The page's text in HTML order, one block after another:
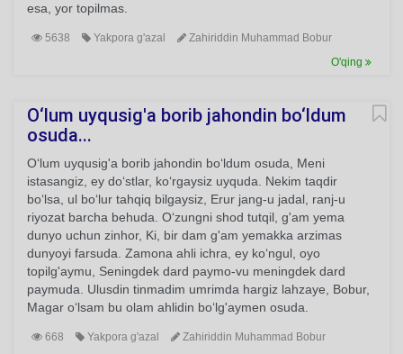
esa, yor topilmas.
5638 Yakpora g'azal
Zahiriddin Muhammad Bobur
O'qing
O‘lum uyqusig'a borib jahondin bo‘ldum
osuda...
O‘lum uyqusig'a borib jahondin bo‘ldum osuda, Meni
istasangiz, ey do‘stlar, ko‘rgaysiz uyquda. Nekim taqdir
bo‘lsa, ul bo‘lur tahqiq bilgaysiz, Erur jang-u jadal, ranj-u
riyozat barcha behuda. O‘zungni shod tutqil, g'am yema
dunyo uchun zinhor, Ki, bir dam g'am yemakka arzimas
dunyoyi farsuda. Zamona ahli ichra, ey ko‘ngul, oyo
topilg'aymu, Seningdek dard paymo-vu meningdek dard
paymuda. Ulusdin tinmadim umrimda hargiz lahzaye, Bobur,
Magar o‘lsam bu olam ahlidin bo‘lg'aymen osuda.
668 Yakpora g'azal
Zahiriddin Muhammad Bobur